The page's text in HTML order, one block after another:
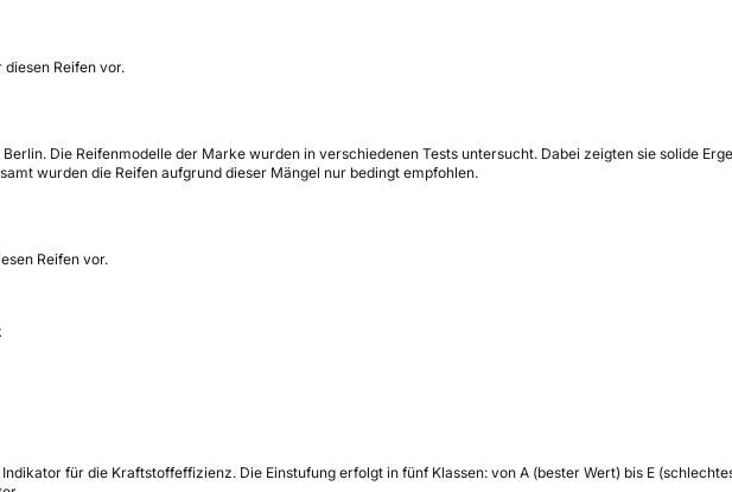
Reifen vor.
Die Reifenmodelle der Marke wurden in verschiedenen Tests untersucht. Dabei zeigten sie solide
wurden die Reifen aufgrund dieser Mängel nur bedingt empfohlen.
Reifen vor.
für die Kraftstoffeffizienz. Die Einstufung erfolgt in fünf Klassen: von A (bester Wert) bis E